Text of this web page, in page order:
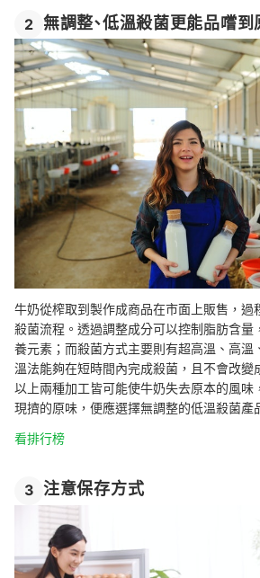
2 無調整、低溫殺菌更能品嚐到
牛奶從榨取到製作成商品在市面上販售，過
殺菌流程。透過調整成分可以控制脂肪含量
養元素；而殺菌方式主要則有超高溫、高溫
溫法能夠在短時間內完成殺菌，且不會改變
以上兩種加工皆可能使牛奶失去原本的風味
現擠的原味，便應選擇無調整的低溫殺菌產
看排行榜
3 注意保存方式